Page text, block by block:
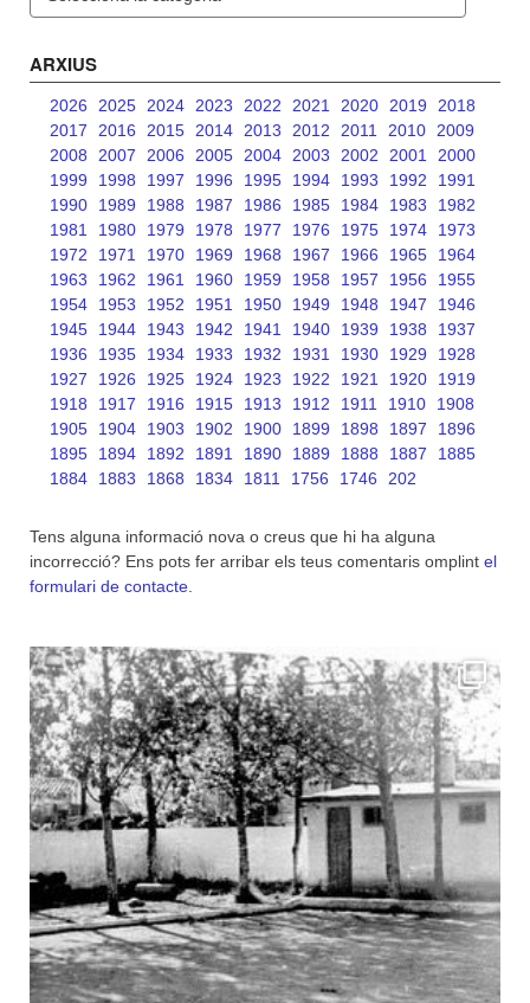
ARXIUS
2026 2025 2024 2023 2022 2021 2020 2019
2018
2017
2016 2015 2014 2013 2012 2011 2010
2009
2008
2007 2006 2005 2004 2003 2002 2001
2000
1999
1998 1997 1996 1995 1994 1993 1992
1991
1990
1989 1988 1987 1986 1985 1984 1983
1982
1981
1980 1979 1978 1977 1976 1975 1974
1973
1972
1971 1970 1969 1968 1967 1966 1965
1964
1963
1962 1961 1960 1959 1958 1957 1956
1955
1954
1953 1952 1951 1950 1949 1948 1947
1946
1945
1944 1943 1942 1941 1940 1939 1938
1937
1936
1935 1934 1933 1932 1931 1930 1929
1928
1927
1926 1925 1924 1923 1922 1921 1920
1919
1918
1917 1916 1915 1913 1912 1911 1910
1908
1905
1904 1903 1902 1900 1899 1898 1897
1896
1895
1894 1892 1891 1890 1889 1888 1887
1885
1884
1883 1868 1834 1811 1756 1746 202
Tens alguna informació nova o creus que hi ha alguna
incorrecció? Ens pots fer arribar els teus comentaris omplint el
formulari de contacte